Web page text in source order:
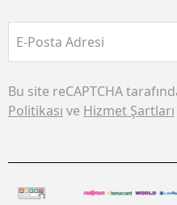
E-Posta Adresi
Bu site reCAPTCHA
Politikası ve Hizmet Şartları